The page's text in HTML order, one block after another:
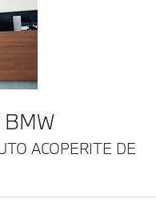
BMW
ACOPERITE DE